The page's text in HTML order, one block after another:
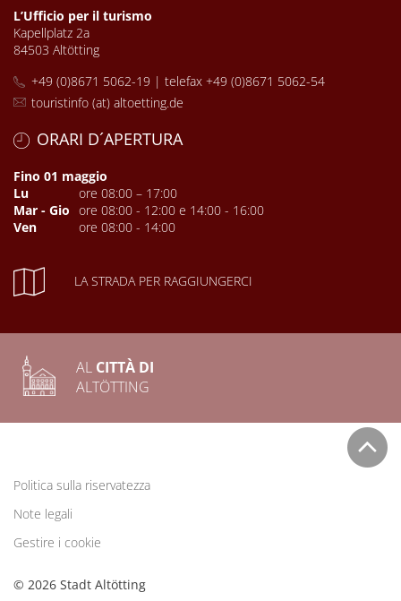
L’Ufficio per il turismo
Kapellplatz 2a
84503 Altötting
+49 (0)8671 5062-19 | telefax +49 (0)8671 5062-54
touristinfo (at) altoetting.de
ORARI D´APERTURA
Fino 01 maggio
Lu
ore 08:00 – 17:00
Mar - Gio ore 08:00 - 12:00 e 14:00 - 16:00
Ven
ore 08:00 - 14:00
LA STRADA PER RAGGIUNGERCI
AL CITTÀ DI
ALTÖTTING
Politica sulla riservatezza
Note legali
Gestire i cookie
© 2026 Stadt Altötting